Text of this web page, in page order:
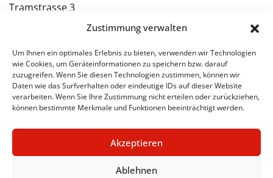
Zustimmung verwalten
Um Ihnen ein optimales Erlebnis zu bieten, verwenden wir Technologien
wie Cookies, um Geräteinformationen zu speichern bzw. darauf
zuzugreifen. Wenn Sie diesen Technologien zustimmen, können wir
Daten wie das Surfverhalten oder eindeutige IDs auf dieser Website
verarbeiten. Wenn Sie Ihre Zustimmung nicht erteilen oder zurückziehen,
können bestimmte Merkmale und Funktionen beeinträchtigt werden.
Akzeptieren
Ablehnen
Tramstrasse 3
Kontakt Zürich
Bewerbung Zürich
Stellenmeldung Zürich